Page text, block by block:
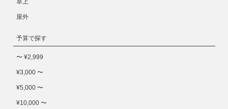
卓上
屋外
予算で探す
〜 ¥2,999
¥3,000 〜
¥5,000 〜
¥10,000 〜